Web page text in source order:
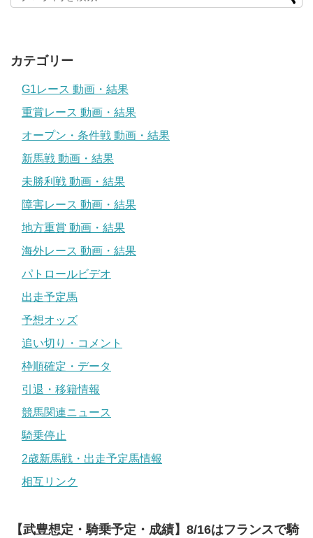
カテゴリー
G1レース 動画・結果
重賞レース 動画・結果
オープン・条件戦 動画・結果
新馬戦 動画・結果
未勝利戦 動画・結果
障害レース 動画・結果
地方重賞 動画・結果
海外レース 動画・結果
パトロールビデオ
出走予定馬
予想オッズ
追い切り・コメント
枠順確定・データ
引退・移籍情報
競馬関連ニュース
騎乗停止
2歳新馬戦・出走予定馬情報
相互リンク
【武豊想定・騎乗予定・成績】8/16はフランスで騎